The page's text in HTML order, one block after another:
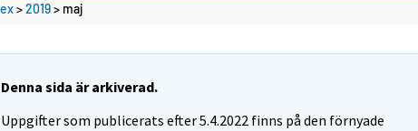
>2019> maj
Denna sida är arkiverad.
Uppgifter som publicerats efter 5.4.2022 finns på den förnyade